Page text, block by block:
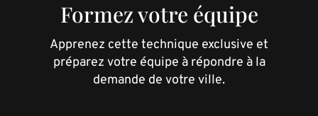
Formez votre équipe
Apprenez cette technique exclusive et
préparez votre équipe à répondre à la
demande de votre ville.